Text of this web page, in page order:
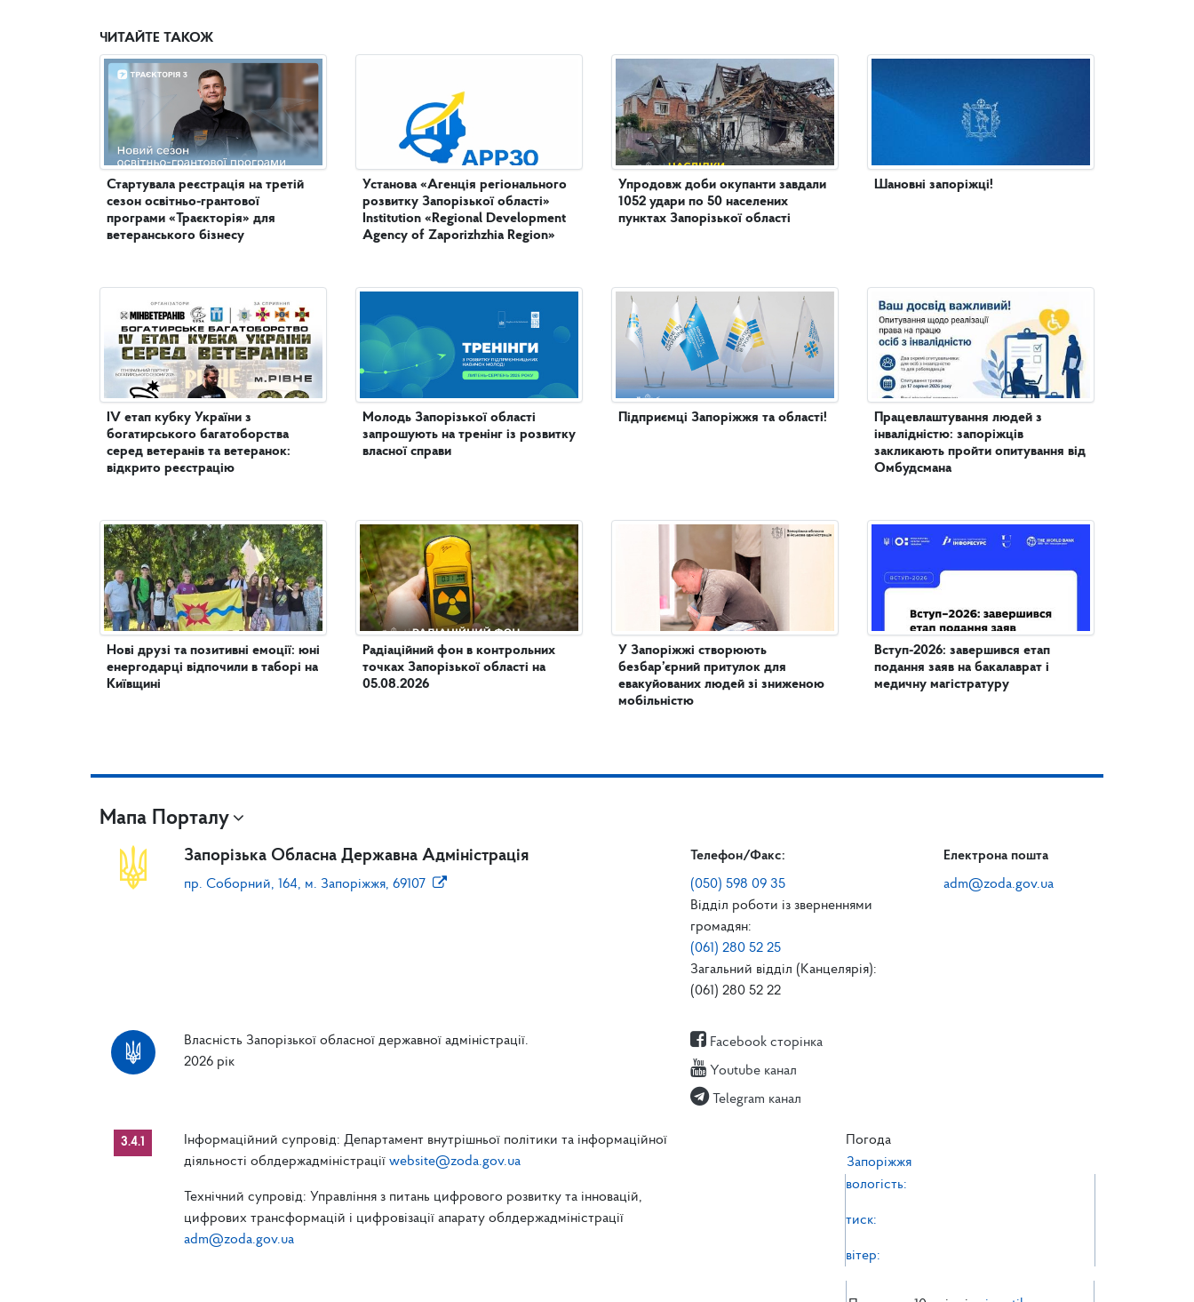
ЧИТАЙТЕ ТАКОЖ
Стартувала реєстрація на третій
сезон освітньо-грантової
програми «Траєкторія» для
ветеранського бізнесу
IV етап кубку України з
богатирського багатоборства
серед ветеранів та ветеранок:
відкрито реєстрацію
Нові друзі та позитивні емоції: юні
енергодарці відпочили в таборі на
Київщині
Установа «Агенція регіонального
розвитку Запорізької області»
Institution «Regional Development
Agency of Zaporizhzhia Region»
Молодь Запорізької області
запрошують на тренінг із розвитку
власної справи
Радіаційний фон в контрольних
точках Запорізької області на
05.08.2026
Упродовж доби окупанти завдали
1052 удари по 50 населених
пунктах Запорізької області
Підприємці Запоріжжя та області!
У Запоріжжі створюють
безбар’єрний притулок для
евакуйованих людей зі зниженою
мобільністю
Шановні запоріжці!
Працевлаштування людей з
інвалідністю: запоріжців
закликають пройти опитування від
Омбудсмана
Вступ-2026: завершився етап
подання заяв на бакалаврат і
медичну магістратуру
Мапа Порталу
Запорізька Обласна Державна Адміністрація
пр. Соборний, 164, м. Запоріжжя, 69107
Телефон/Факс:
(050) 598 09 35
Відділ роботи із зверненнями
громадян:
(061) 280 52 25
Загальний відділ (Канцелярія):
(061) 280 52 22
Електрона пошта
adm@zoda.gov.ua
Власність Запорізької обласної державної адміністрації.
2026 рік
Facebook сторінка
Youtube канал
Telegram канал
3.4.1
Інформаційний супровід: Департамент внутрішньої політики та інформаційної
діяльності облдержадміністрації website@zoda.gov.ua
Технічний супровід: Управління з питань цифрового розвитку та інновацій,
цифрових трансформацій і цифровізації апарату облдержадміністрації
adm@zoda.gov.ua
Погода
Запоріжжя
вологість:
тиск:
вітер: